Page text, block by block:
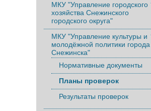
МКУ "Управление городского
хозяйства Снежинского
городского округа"
МКУ "Управление культуры и
молодёжной политики города
Снежинска"
Нормативные документы
Планы проверок
Результаты проверок